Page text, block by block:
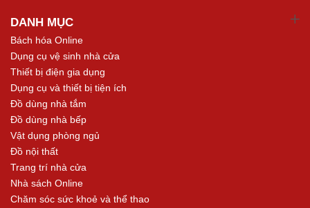
DANH MỤC
Bách hóa Online
Dụng cụ vệ sinh nhà cửa
Thiết bị điện gia dụng
Dụng cụ và thiết bị tiện ích
Đồ dùng nhà tắm
Đồ dùng nhà bếp
Vật dụng phòng ngủ
Đồ nội thất
Trang trí nhà cửa
Nhà sách Online
Chăm sóc sức khoẻ và thể thao